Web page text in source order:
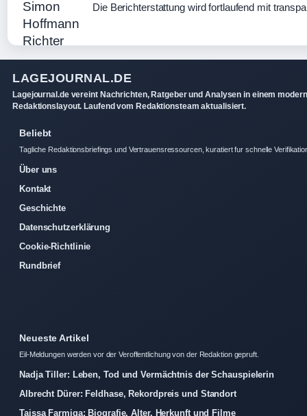
Die Berichterstattung wird fortlaufend mit
LAGEJOURNAL.DE
Lagejournal.de vereint Nachrichten, Ratgeber und Analysen in einem
Redaktionslayout. Laufend vom Redaktionsteam aktualisiert.
Beliebt
Tagliche Redaktionsbriefings und Vertrauensressourcen, kuratiert fur schnelle
Über uns
Kontakt
Geschichte
Datenschutzerklärung
Cookie-Richtlinie
Rundbrief
Neueste Artikel
Eil-Meldungen werden vor der Veroffentlichung von der Redaktion gepruft.
Nadja Tiller: Leben, Tod und Vermächtnis der Schauspielerin
Albrecht Dürer: Feldhase, Rekordpreis und Standort
Taissa Farmiga: Biografie, Alter, Herkunft und Filme